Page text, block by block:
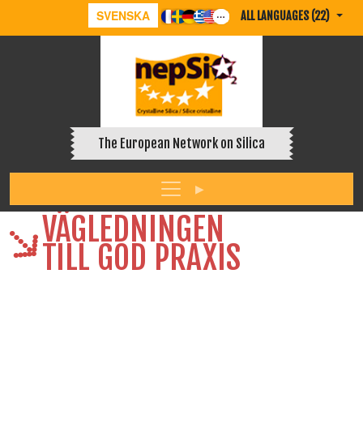
SVENSKA ALL LANGUAGES (22)
The European Network on Silica
VÄGLEDNINGEN
TILL GOD PRAXIS